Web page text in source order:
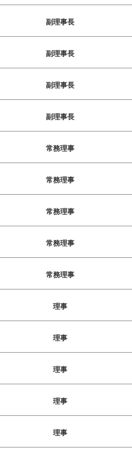
副理事長
副理事長
副理事長
副理事長
常務理事
常務理事
常務理事
常務理事
常務理事
理事
理事
理事
理事
理事